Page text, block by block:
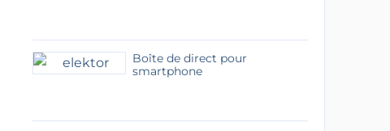
Boîte de direct pour
smartphone